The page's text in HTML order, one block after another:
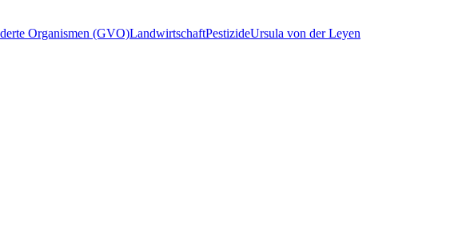
Organismen (GVO)LandwirtschaftPestizideUrsula von der Leyen